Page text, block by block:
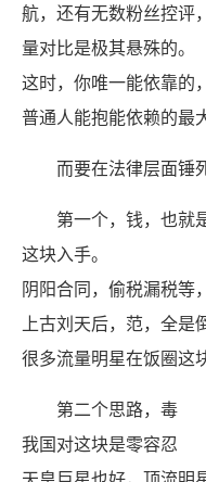
航，还有无数粉丝控评
量对比是极其悬殊的。
这时，你唯一能依靠的
普通人能抱能依赖的最
而要在法律层面锤
第一个，钱，也就
这块入手。
阴阳合同，偷税漏税等
上古刘天后，范，全是
很多流量明星在饭圈这
第二个思路，毒
我国对这块是零容忍